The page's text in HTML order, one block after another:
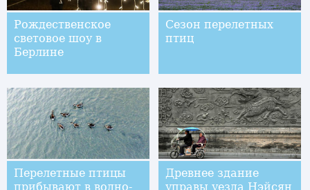
Рождественское
световое шоу в
Берлине
Сезон перелетных
птиц
Перелетные птицы
прибывают в водно-
Древнее здание
управы уезда Нэйсян